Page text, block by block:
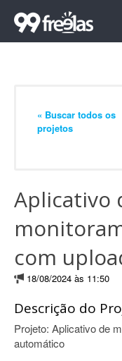
« Buscar todos os
projetos
Aplicativo
com
18/08/2024 às 11:50
Descrição do
Projeto: Aplicativo de
automático